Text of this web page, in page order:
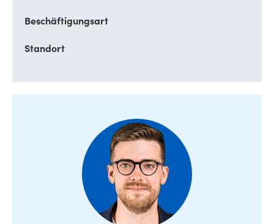
Beschäftigungsart
Standort